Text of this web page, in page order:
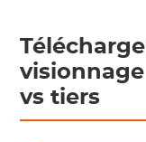
vs tiers